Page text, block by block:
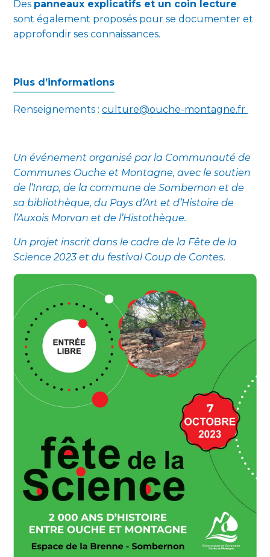
Des panneaux explicatifs et un coin lecture
sont également proposés pour se documenter et
approfondir ses connaissances.
Plus d’informations
Renseignements :culture@ouche-montagne.fr
Un événement organisé par la Communauté de
Communes Ouche et Montagne, avec le soutien
de l’Inrap, de la commune de Sombernon et de
sa bibliothèque, du Pays d’Art et d’Histoire de
l’Auxois Morvan et de l’Histothèque.
Un projet inscrit dans le cadre de la Fête de la
Science 2023 et du festival Coup de Contes.